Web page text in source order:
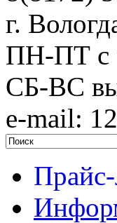
г.
ПН-ПТ c
СБ-ВС
e-mail: